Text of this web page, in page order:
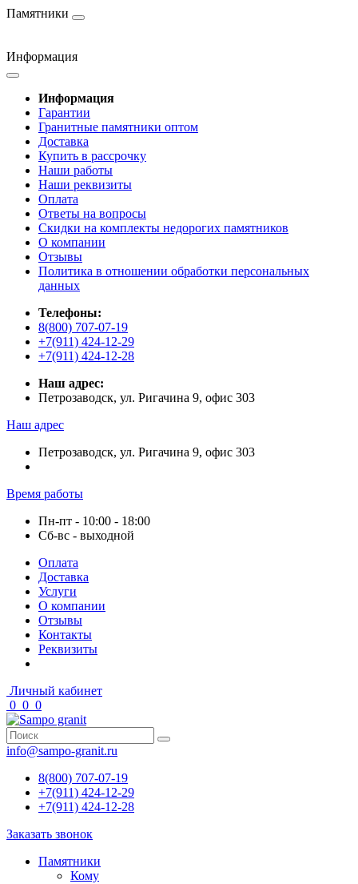
Памятники
Информация
Информация
Гарантии
Гранитные памятники оптом
Доставка
Купить в рассрочку
Наши работы
Наши реквизиты
Оплата
Ответы на вопросы
Скидки на комплекты недорогих памятников
О компании
Отзывы
Политика в отношении обработки персональных
данных
Телефоны:
8(800) 707-07-19
+7(911) 424-12-29
+7(911) 424-12-28
Наш адрес:
Петрозаводск, ул. Ригачина 9, офис 303
Наш адрес
Петрозаводск, ул. Ригачина 9, офис 303
Время работы
Пн-пт - 10:00 - 18:00
Сб-вс - выходной
Оплата
Доставка
Услуги
О компании
Отзывы
Контакты
Реквизиты
Личный кабинет
0 0 0
info@sampo-granit.ru
8(800) 707-07-19
+7(911) 424-12-29
+7(911) 424-12-28
Заказать звонок
Памятники
Кому